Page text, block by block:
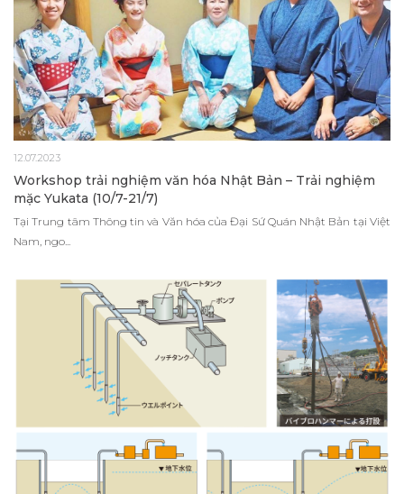
12.07.2023
Workshop trải nghiệm văn hóa Nhật Bản – Trải nghiệm
mặc Yukata (10/7-21/7)
Tại Trung tâm Thông tin và Văn hóa của Đại Sứ Quán Nhật Bản tại Việt
Nam, ngo...